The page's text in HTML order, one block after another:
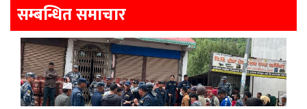
सम्बन्धित समाचार